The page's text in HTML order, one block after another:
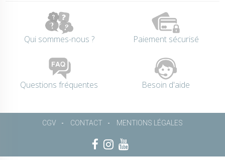
Qui sommes-nous ? Paiement sécurisé
Questions fréquentes Besoin d'aide
CGV CONTACT MENTIONS LÉGALES